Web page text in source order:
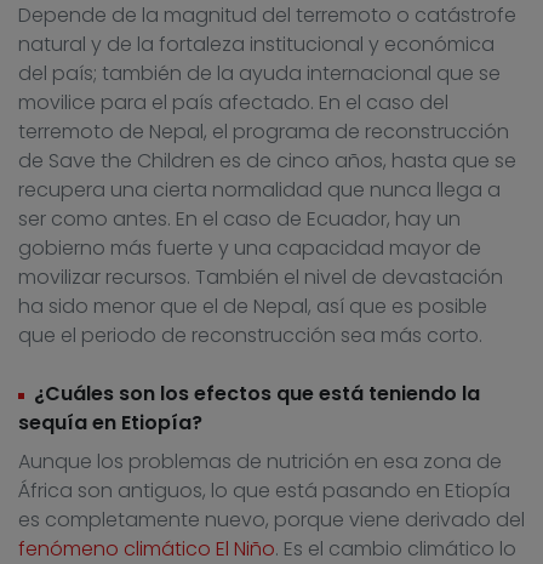
Depende de la magnitud del terremoto o catástrofe
natural y de la fortaleza institucional y económica
del país; también de la ayuda internacional que se
movilice para el país afectado. En el caso del
terremoto de Nepal, el programa de reconstrucción
de Save the Children es de cinco años, hasta que se
recupera una cierta normalidad que nunca llega a
ser como antes. En el caso de Ecuador, hay un
gobierno más fuerte y una capacidad mayor de
movilizar recursos. También el nivel de devastación
ha sido menor que el de Nepal, así que es posible
que el periodo de reconstrucción sea más corto.
¿Cuáles son los efectos que está teniendo la
sequía en Etiopía?
Aunque los problemas de nutrición en esa zona de
África son antiguos, lo que está pasando en Etiopía
es completamente nuevo, porque viene derivado del
fenómeno climático El Niño. Es el cambio climático lo